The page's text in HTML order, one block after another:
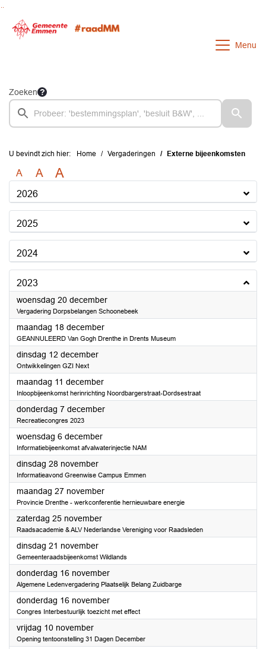
Menu
Zoeken
U bevindt zich hier: Home Vergaderingen Externe bijeenkomsten
A A A
2026
2025
2024
2023
woensdag 20 december2023
Vergadering Dorpsbelangen Schoonebeek
maandag 18 december2023
GEANNULEERD Van Gogh Drenthe in Drents Museum
dinsdag 12 december2023
Ontwikkelingen GZI Next
maandag 11 december2023
Inloopbijeenkomst herinrichting Noordbargerstraat-Dordsestraat
donderdag 7 december2023
Recreatiecongres 2023
woensdag 6 december2023
Informatiebijeenkomst afvalwaterinjectie NAM
dinsdag 28 november2023
Informatieavond Greenwise Campus Emmen
maandag 27 november2023
Provincie Drenthe - werkconferentie hernieuwbare energie
zaterdag 25 november2023
Raadsacademie & ALV Nederlandse Vereniging voor Raadsleden
dinsdag 21 november2023
Gemeenteraadsbijeenkomst Wildlands
donderdag 16 november2023
Algemene Ledenvergadering Plaatselijk Belang Zuidbarge
donderdag 16 november2023
Congres Interbestuurlijk toezicht met effect
vrijdag 10 november2023
Opening tentoonstelling 31 Dagen December